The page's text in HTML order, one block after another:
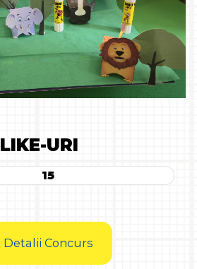
LIKE-URI
15
Detalii Concurs